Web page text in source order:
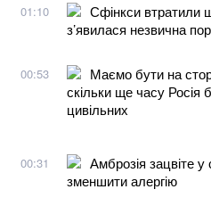
01:10
Сфінкси втратили
з’явилася незвична
00:53
Маємо бути на
скільки ще часу Росія
цивільних
00:31
Амброзія зацвіте
зменшити алергію